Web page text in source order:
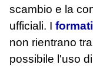
scambio e la
ufficiali. I
non rientrano
possibile l'uso